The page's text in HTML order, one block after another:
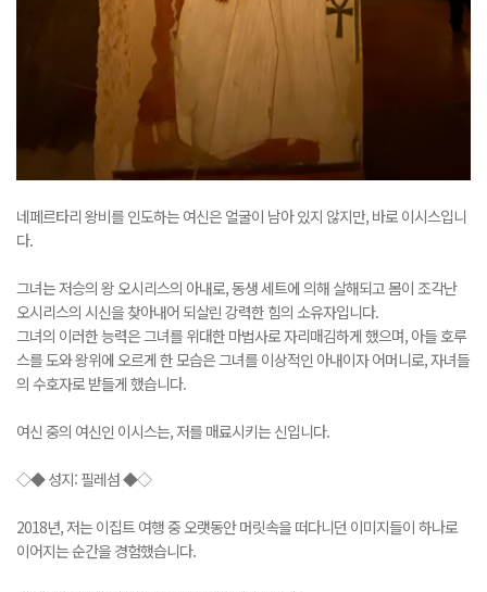
네페르타리 왕비를 인도하는 여신은 얼굴이 남아 있지 않지만, 바로 이시스입니
다.
그녀는 저승의 왕 오시리스의 아내로, 동생 세트에 의해 살해되고 몸이 조각난
오시리스의 시신을 찾아내어 되살린 강력한 힘의 소유자입니다.
그녀의 이러한 능력은 그녀를 위대한 마법사로 자리매김하게 했으며, 아들 호루
스를 도와 왕위에 오르게 한 모습은 그녀를 이상적인 아내이자 어머니로, 자녀들
의 수호자로 받들게 했습니다.
여신 중의 여신인 이시스는, 저를 매료시키는 신입니다.
◇◆ 성지: 필레섬 ◆◇
2018년, 저는 이집트 여행 중 오랫동안 머릿속을 떠다니던 이미지들이 하나로
이어지는 순간을 경험했습니다.